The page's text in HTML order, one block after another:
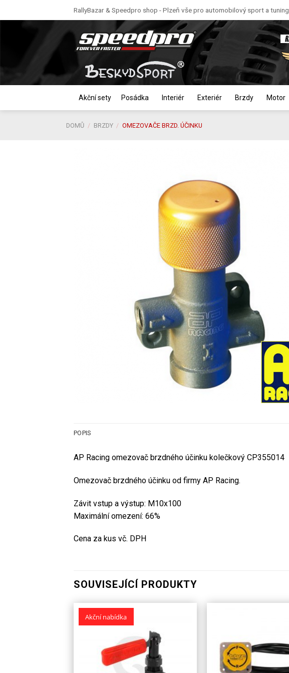
to
RallyBazar & Speedpro shop - Plzeň vše pro automobilový sport a tuning
Akční sety Posádka Interiér Exteriér Brzdy Motor
DOMŮ / BRZDY / OMEZOVAČE BRZD. ÚČINKU
POPIS
AP Racing omezovač brzdného účinku kolečkový CP355014
Omezovač brzdného účinku od firmy AP Racing.
Závit vstup a výstup: M10x100
Maximální omezení: 66%
Cena za kus vč. DPH
SOUVISEJÍCÍ PRODUKTY
Akční nabídka